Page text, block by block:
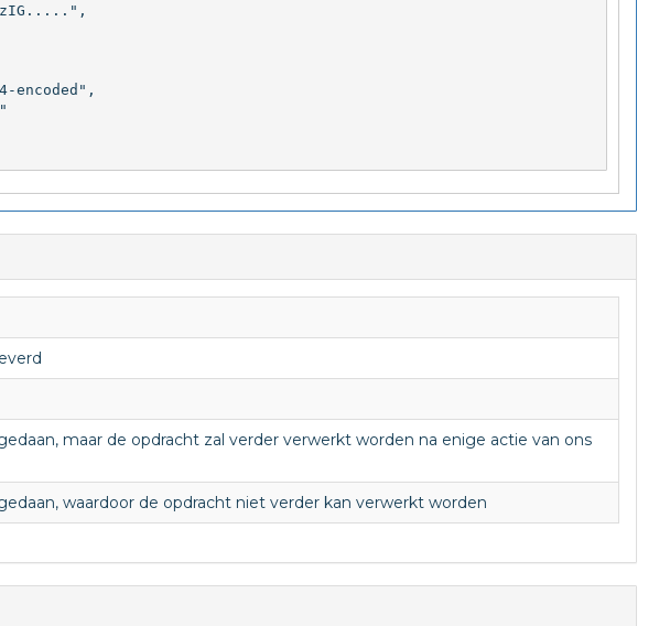
encoded",
maar de opdracht zal verder verwerkt worden na enige actie van ons
waardoor de opdracht niet verder kan verwerkt worden